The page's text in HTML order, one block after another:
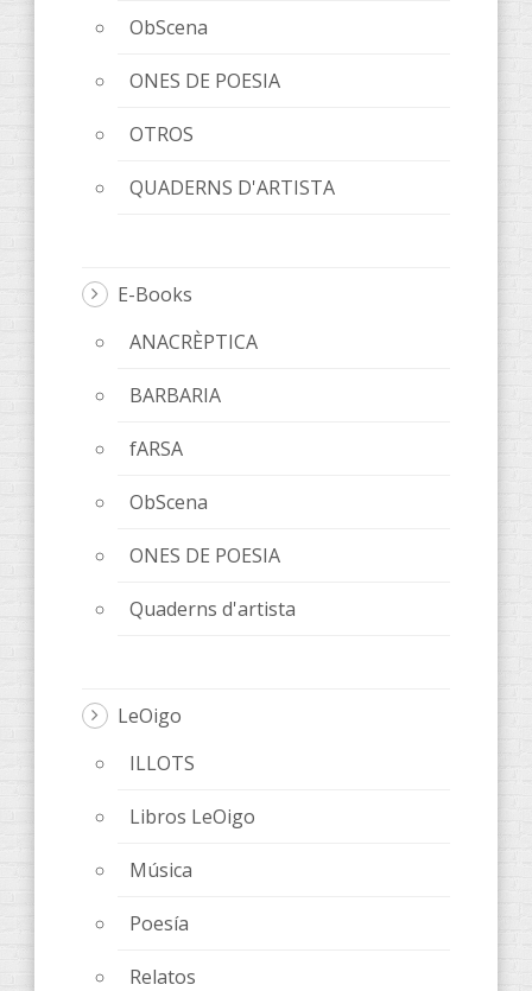
ObScena
ONES DE POESIA
OTROS
QUADERNS D'ARTISTA
E-Books
ANACRÈPTICA
BARBARIA
fARSA
ObScena
ONES DE POESIA
Quaderns d'artista
LeOigo
ILLOTS
Libros LeOigo
Música
Poesía
Relatos